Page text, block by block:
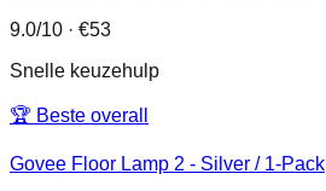
9.0/10 · €53
Snelle keuzehulp
🏆 Beste overall
Govee Floor Lamp 2 - Silver / 1-Pack